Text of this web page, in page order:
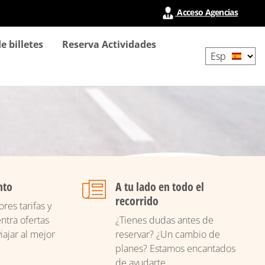
Acceso Agencias
billetes
Reserva Actividades
your
tarifas y
ofertas
al mejor
A tu lado en todo el
recorrido
¿Tienes dudas antes de
reservar? ¿Un cambio de
planes? Estamos encantados